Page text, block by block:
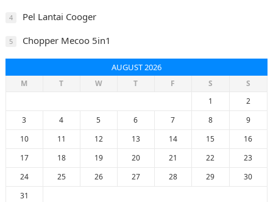
4 Pel Lantai Cooger
5 Chopper Mecoo 5in1
AUGUST 2026
M T W T F S
S
1
2
3
4 5 6 7 8
9
10
11 12 13 14 15
16
17
18 19 20 21 22
23
24
25 26 27 28 29
30
31